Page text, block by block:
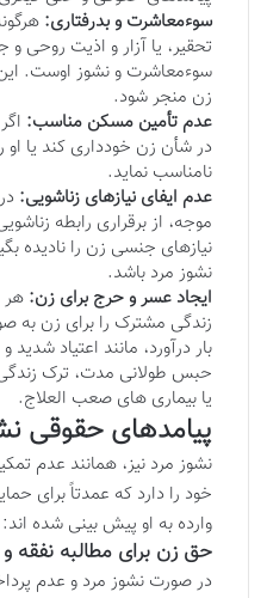
سوءمعاشرت و بدرفتاری:
تحقیر، یا آزار و اذیت
سوءمعاشرت و نشوز اوست.
زن منجر شود.
عدم تأمین مسکن مناسب:
در شأن زن خودداری کند یا
نامناسب نماید.
عدم ایفای نیازهای زناشویی:
موجه، از برقراری رابطه
نیازهای جنسی زن را نادیده
نشوز مرد باشد.
ایجاد عسر و حرج برای زن: هر
زندگی مشترک را برای زن
بار درآورد، مانند اعتیاد
حبس طولانی مدت، ترک
یا بیماری های صعب العلاج.
پیامدهای حقوقی
نشوز مرد نیز، همانند عدم
خود را دارد که عمدتاً برای
وارده به او پیش بینی شده اند:
حق زن برای مطالبه نفقه
در صورت نشوز مرد و عدم